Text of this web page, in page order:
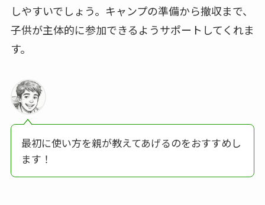
しやすいでしょう。キャンプの準備から撤収まで、
子供が主体的に参加できるようサポートしてくれま
す。
最初に使い方を親が教えてあげるのをおすすめし
ます！